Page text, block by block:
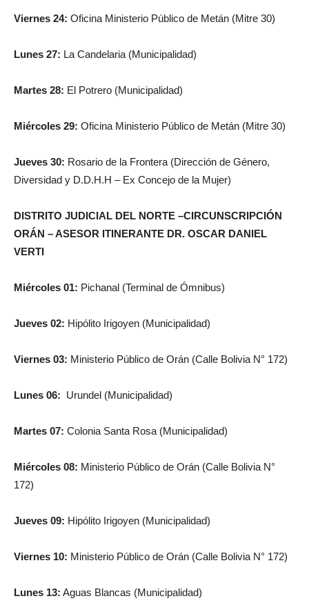
Viernes 24: Oficina Ministerio Público de Metán (Mitre 30)
Lunes 27: La Candelaria (Municipalidad)
Martes 28: El Potrero (Municipalidad)
Miércoles 29: Oficina Ministerio Público de Metán (Mitre 30)
Jueves 30: Rosario de la Frontera (Dirección de Género,
Diversidad y D.D.H.H – Ex Concejo de la Mujer)
DISTRITO JUDICIAL DEL NORTE –CIRCUNSCRIPCIÓN
ORÁN –ASESOR ITINERANTE DR. OSCAR DANIEL
VERTI
Miércoles 01: Pichanal (Terminal de Ómnibus)
Jueves 02: Hipólito Irigoyen (Municipalidad)
Viernes 03: Ministerio Público de Orán (Calle Bolivia N° 172)
Lunes 06: Urundel (Municipalidad)
Martes 07: Colonia Santa Rosa (Municipalidad)
Miércoles 08: Ministerio Público de Orán (Calle Bolivia N°
172)
Jueves 09: Hipólito Irigoyen (Municipalidad)
Viernes 10: Ministerio Público de Orán (Calle Bolivia N° 172)
Lunes 13: Aguas Blancas (Municipalidad)